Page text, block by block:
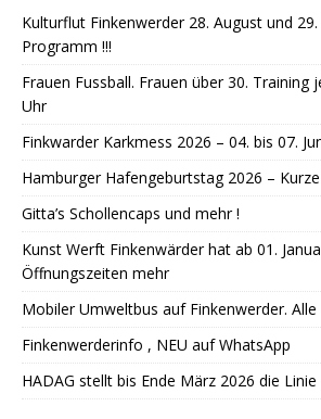
Kulturflut Finkenwerder 28. August und
Programm !!!
Frauen Fussball. Frauen über 30. Training
Uhr
Finkwarder Karkmess 2026 – 04. bis 07.
Hamburger Hafengeburtstag 2026 –
Gitta’s Schollencaps und mehr !
Kunst Werft Finkenwärder hat ab 01.
Öffnungszeiten mehr
Mobiler Umweltbus auf Finkenwerder.
Finkenwerderinfo , NEU auf WhatsApp
HADAG stellt bis Ende März 2026 die Linie